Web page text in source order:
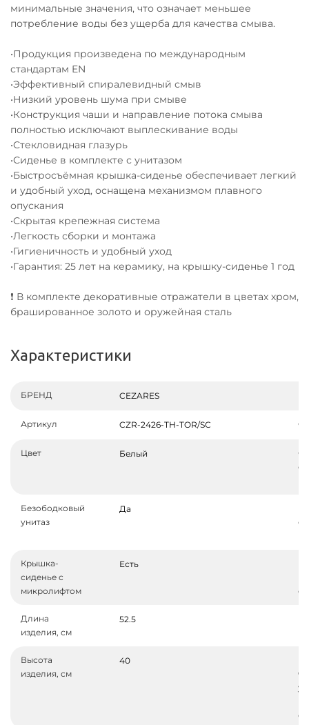
минимальные значения, что означает меньшее
потребление воды без ущерба для качества смыва.
•Продукция произведена по международным
стандартам EN
•Эффективный спиралевидный смыв
•Низкий уровень шума при смыве
•Конструкция чаши и направление потока смыва
полностью исключают выплескивание воды
•Стекловидная глазурь
•Сиденье в комплекте с унитазом
•Быстросъёмная крышка-сиденье обеспечивает легкий
и удобный уход, оснащена механизмом плавного
опускания
•Скрытая крепежная система
•Легкость сборки и монтажа
•Гигиеничность и удобный уход
•Гарантия: 25 лет на керамику, на крышку-сиденье 1 год
❗ В комплекте декоративные отражатели в цветах хром,
брашированное золото и оружейная сталь
Характеристики
БРЕНД CEZARES
Артикул CZR-2426-TH-TOR/SC
Цвет Белый
Безободковый
унитаз
Да
Крышка-
сиденье с
микролифтом
Есть
Длина
изделия, см
52.5
Высота
изделия, см
40